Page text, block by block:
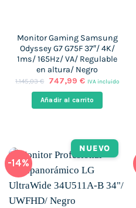
Monitor Gaming Samsung
Odyssey G7 G75F 37″/ 4K/
1ms/ 165Hz/ VA/ Regulable
en altura/ Negro
1.145,03€
El
original
era:
747,99 €El
actual
es:
IVA incluido
Añadir al carrito
-14%
NUEVO